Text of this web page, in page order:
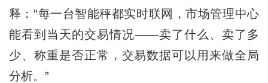
释：“每一台智能秤都实时联网，市场管理中心
能看到当天的交易情况——卖了什么、卖了多
少、称重是否正常，交易数据可以用来做全局
分析。”